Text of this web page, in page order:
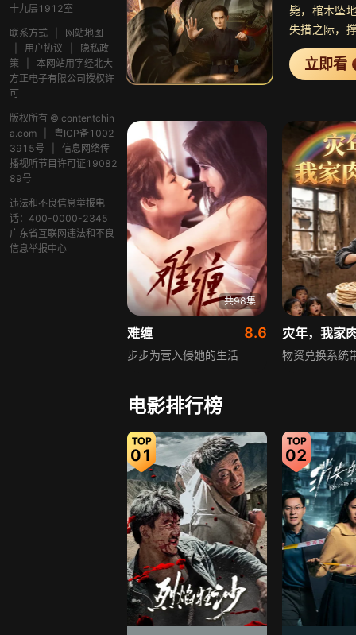
十九层1912室
联系方式
网站地图
用户协议
隐私政
策
本网站用字经北大
方正电子有限公司授权许
可
版权所有 © contentchin
a.com
粤ICP备1002
3915号
信息网络传
播视听节目许可证19082
89号
违法和不良信息举报电
话：400-0000-2345
广东省互联网违法和不良
信息举报中心
毙，棺木坠
失措之际，
句“在下张
得沈家族
命。自幼
格”，尊贵
压，十八岁
整座阎王殿
嫡女，能借
约，便是他
刚寻到沈家
中女未死，
强行下葬必
立即看
共98集
难缠 8.6
步步为营入侵她的生活
灾年，我家
物资兑换系统
共62集
心动误差 9.3
错睡总裁，蓄谋闪婚！ 守底线，方能
电影排行榜
01 02